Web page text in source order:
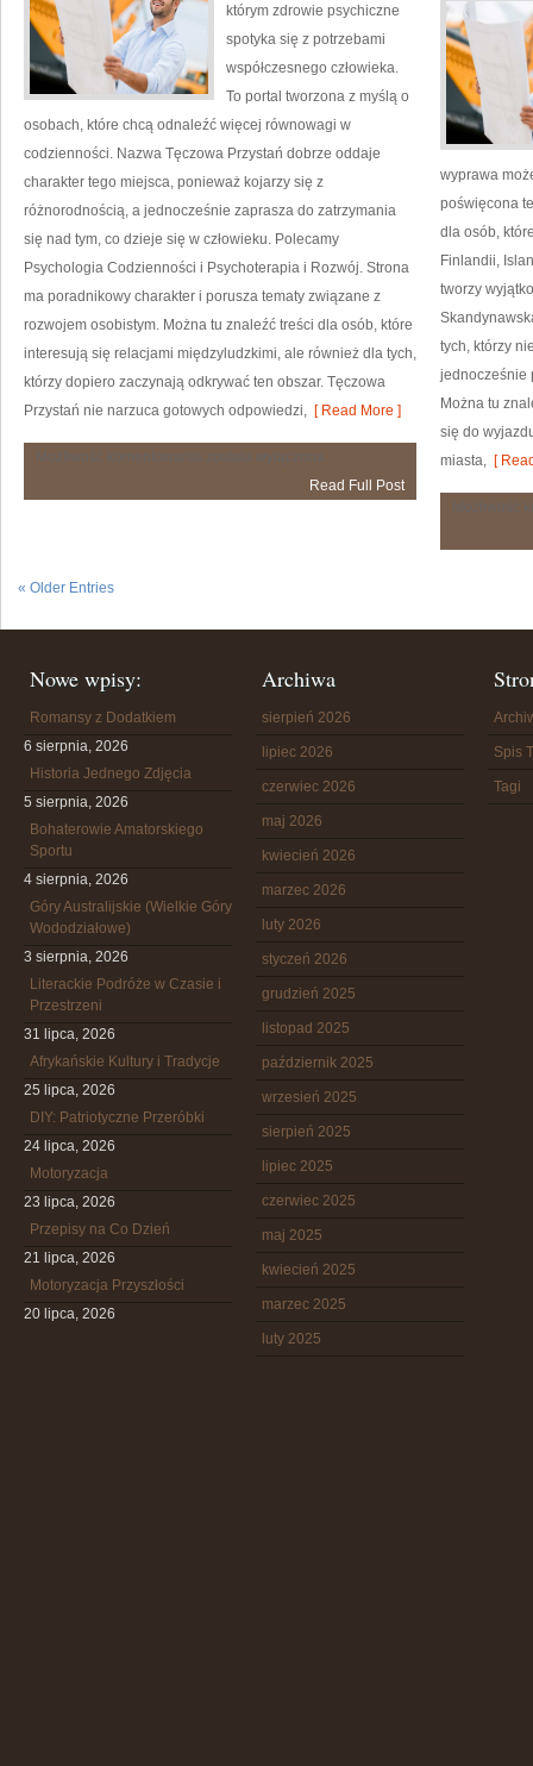
którym zdrowie psychiczne
spotyka się z potrzebami
współczesnego człowieka.
To portal tworzona z myślą o
osobach, które chcą odnaleźć więcej równowagi w
codzienności. Nazwa Tęczowa Przystań dobrze oddaje
charakter tego miejsca, ponieważ kojarzy się z
różnorodnością, a jednocześnie zaprasza do zatrzymania
się nad tym, co dzieje się w człowieku. Polecamy
Psychologia Codzienności i Psychoterapia i Rozwój. Strona
ma poradnikowy charakter i porusza tematy związane z
rozwojem osobistym. Można tu znaleźć treści dla osób, które
interesują się relacjami międzyludzkimi, ale również dla tych,
którzy dopiero zaczynają odkrywać ten obszar. Tęczowa
Przystań nie narzuca gotowych odpowiedzi, [ Read More ]
Read Full Post
wyprawa
poświęcona
dla osób,
Finlandii,
tworzy
tych, którzy
jednocześnie
Można tu
się do
miasta, [
« Older Entries
Nowe wpisy:
Romansy z Dodatkiem
6 sierpnia, 2026
Historia Jednego Zdjęcia
5 sierpnia, 2026
Bohaterowie Amatorskiego
Sportu
4 sierpnia, 2026
Góry Australijskie (Wielkie Góry
Wododziałowe)
3 sierpnia, 2026
Literackie Podróże w Czasie i
Przestrzeni
31 lipca, 2026
Afrykańskie Kultury i Tradycje
25 lipca, 2026
DIY: Patriotyczne Przeróbki
24 lipca, 2026
Motoryzacja
23 lipca, 2026
Przepisy na Co Dzień
21 lipca, 2026
Motoryzacja Przyszłości
20 lipca, 2026
Archiwa
sierpień 2026
lipiec 2026
czerwiec 2026
maj 2026
kwiecień 2026
marzec 2026
luty 2026
styczeń 2026
grudzień 2025
listopad 2025
październik 2025
wrzesień 2025
sierpień 2025
lipiec 2025
czerwiec 2025
maj 2025
kwiecień 2025
marzec 2025
luty 2025
Spis
Tagi